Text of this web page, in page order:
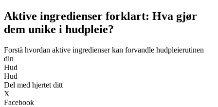
Aktive ingredienser forklart: Hva gjør
dem unike i hudpleie?
Forstå hvordan aktive ingredienser kan forvandle hudpleierutinen
din
Hud
Hud
Del med hjertet ditt
X
Facebook